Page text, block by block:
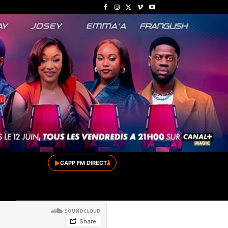
▶CAPP FM DIRECT